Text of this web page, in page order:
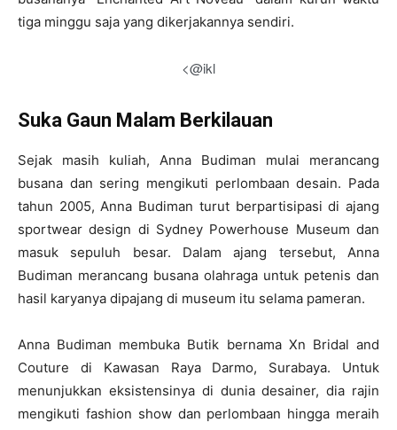
tiga minggu saja yang dikerjakannya sendiri.
<@ikl
Suka Gaun Malam Berkilauan
Sejak masih kuliah, Anna Budiman mulai merancang
busana dan sering mengikuti perlombaan desain. Pada
tahun 2005, Anna Budiman turut berpartisipasi di ajang
sportwear design di Sydney Powerhouse Museum dan
masuk sepuluh besar. Dalam ajang tersebut, Anna
Budiman merancang busana olahraga untuk petenis dan
hasil karyanya dipajang di museum itu selama pameran.
Anna Budiman membuka Butik bernama Xn Bridal and
Couture di Kawasan Raya Darmo, Surabaya. Untuk
menunjukkan eksistensinya di dunia desainer, dia rajin
mengikuti fashion show dan perlombaan hingga meraih